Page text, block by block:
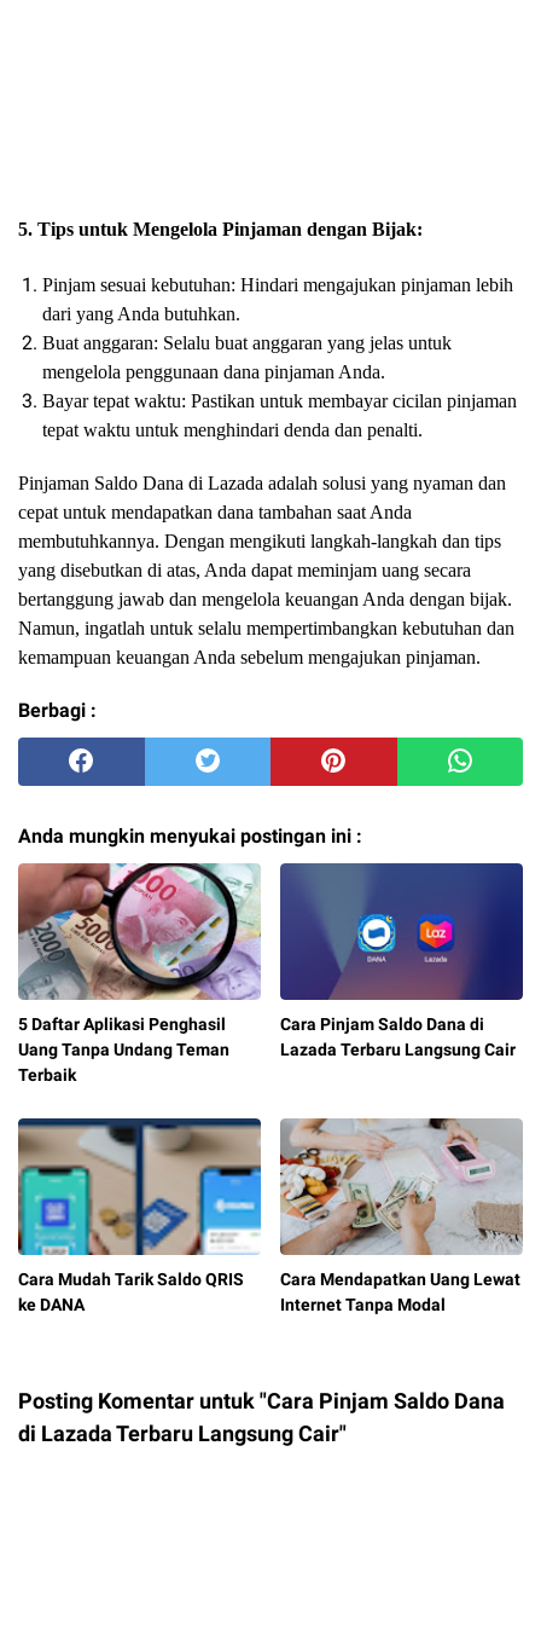
5. Tips untuk Mengelola Pinjaman dengan Bijak:
Pinjam sesuai kebutuhan: Hindari mengajukan pinjaman lebih
dari yang Anda butuhkan.
Buat anggaran: Selalu buat anggaran yang jelas untuk
mengelola penggunaan dana pinjaman Anda.
Bayar tepat waktu: Pastikan untuk membayar cicilan pinjaman
tepat waktu untuk menghindari denda dan penalti.
Pinjaman Saldo Dana di Lazada adalah solusi yang nyaman dan
cepat untuk mendapatkan dana tambahan saat Anda
membutuhkannya. Dengan mengikuti langkah-langkah dan tips
yang disebutkan di atas, Anda dapat meminjam uang secara
bertanggung jawab dan mengelola keuangan Anda dengan bijak.
Namun, ingatlah untuk selalu mempertimbangkan kebutuhan dan
kemampuan keuangan Anda sebelum mengajukan pinjaman.
Berbagi :
Anda mungkin menyukai postingan ini :
5 Daftar Aplikasi Penghasil
Uang Tanpa Undang Teman
Terbaik
Cara Pinjam Saldo Dana di
Lazada Terbaru Langsung Cair
Cara Mudah Tarik Saldo QRIS
ke DANA
Cara Mendapatkan Uang Lewat
Internet Tanpa Modal
Posting Komentar untuk "Cara Pinjam Saldo Dana
di Lazada Terbaru Langsung Cair"